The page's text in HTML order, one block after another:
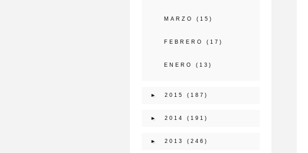
MARZO (15)
FEBRERO (17)
ENERO (13)
► 2015 (187)
► 2014 (191)
► 2013 (246)